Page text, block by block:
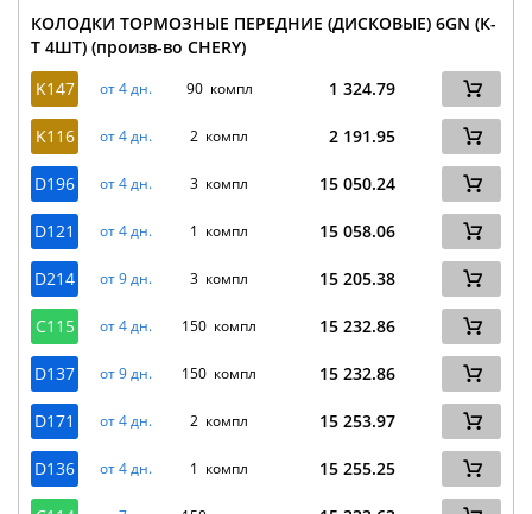
КОЛОДКИ ТОРМОЗНЫЕ ПЕРЕДНИЕ (ДИСКОВЫЕ) 6GN (К-
Т 4ШТ) (произв-во CHERY)
K147
от 4 дн. 90 компл 1 324.79
K116 от 4 дн. 2 компл 2 191.95
D196 от 4 дн. 3 компл 15 050.24
D121 от 4 дн. 1 компл 15 058.06
D214 от 9 дн. 3 компл 15 205.38
C115 от 4 дн. 150 компл 15 232.86
D137 от 9 дн. 150 компл 15 232.86
D171 от 4 дн. 2 компл 15 253.97
D136 от 4 дн. 1 компл 15 255.25